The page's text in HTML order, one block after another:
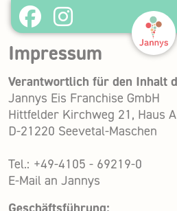
Home
About
Unsere Produkte
Shopfinder
Gutscheine - Online Store
Franchisepartner werden
Impressum
Verantwortlich für den Inhalt
Jannys Eis Franchise GmbH
Hittfelder Kirchweg 21, Haus A
D-21220 Seevetal-Maschen
Tel.: +49-4105 - 69219-0
E-Mail an Jannys
Geschäftsführung: